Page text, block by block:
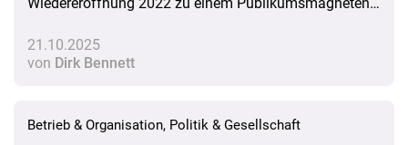
hinaus entwickelt. Wie genau gelang die museale
Neuerfindung?
21.10.2025
von Dirk Bennett
Betrieb & Organisation, Politik & Gesellschaft